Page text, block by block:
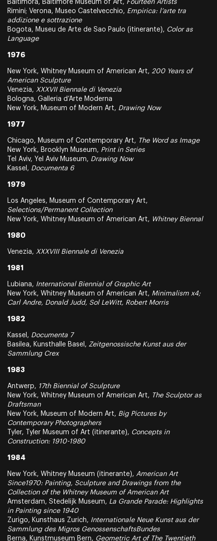
Baltimora, Baltimore Museum of Art, Fourteen Artists
Rimini; Verona, Museo Castelvecchio, Empirica: l’arte tra
addizione e sottrazione
Bogota, Museu de Arte de Sao Paulo (itinerante), Color as
Language
1976
New York, Whitney Museum of American Art, 200 Years of
American Sculpture
Venezia, XXXVII Biennale di Venezia
Bologna, Galleria d’Arte Moderna
New York, Museum of Modern Art, Drawing Now
1977
Chicago, Museum of Contemporary Art, The Word as Image
New York, Brooklyn Museum, Print in Series
Tel Aviv, Yel Aviv Museum, Drawing Now
Kassel, Documenta 6
1979
Los Angeles, Museum of Contemporary Art,
Selections/Permanent Collection
New York, Whitney Museum of American Art,
Whitney Biennal
1980
Venezia, XXXVIII Biennale di Venezia
1981
Lubiana, International Biennial of Graphic Art
New York, Whitney Museum of American Art, Minimalism x4;
Carl Andre, Donald Judd, Sol LeWitt, Robert Morris
1982
Kassel, Documenta 7
Basilea, Kunsthalle Basel, Zeitgenossische Kunst aus der
Sammlung Crex
1983
Antwerp, 17th Biennial of Sculpture
New York, Whitney Museum of American Art, The Sculptor as
Draftsman
New York, Museum of Modern Art, Big Pictures by
Contemporary Photographers
Tyler, Tyler Museum of Art (itinerante), Concepts in
Construction: 1910-1980
1984
New York, Whitney Museum (itinerante), American Art
Since1970: Painting, Sculpture and Drawings from the
Collection of the Whitney Museum of American Art
Amsterdam, Stedelijk Museum, La Grande Parade: Highlights
in Painting since 1940
Zurigo, Kunsthaus Zurich, Internationale Neue Kunst aus der
Sammlung des Migros GenossenschaftsBundes
Berna, Kunstmuseum Bern, Geometric Art of The Twentieth